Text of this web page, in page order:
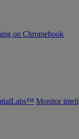
on Chromebook
Monitor